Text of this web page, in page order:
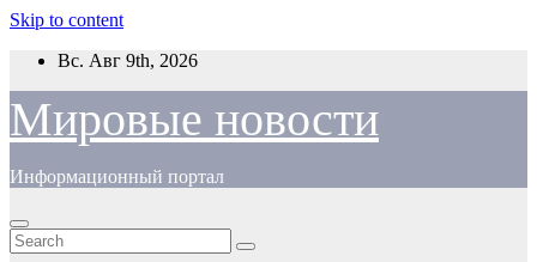
Skip to content
Вс. Авг 9th, 2026
Мировые новости
Информационный портал